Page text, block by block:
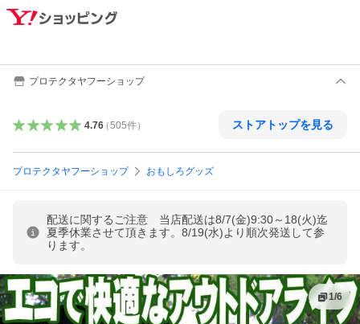
プロテクタヤフーショップ
4.76（505件） ストアトップを見る
プロテクタヤフーショップ おもしろグッズ
配送に関するご注意 当店配送は8/7(金)9:30～18(火)迄
夏季休業させて頂きます。8/19(水)より順次発送して参
ります。
1/6